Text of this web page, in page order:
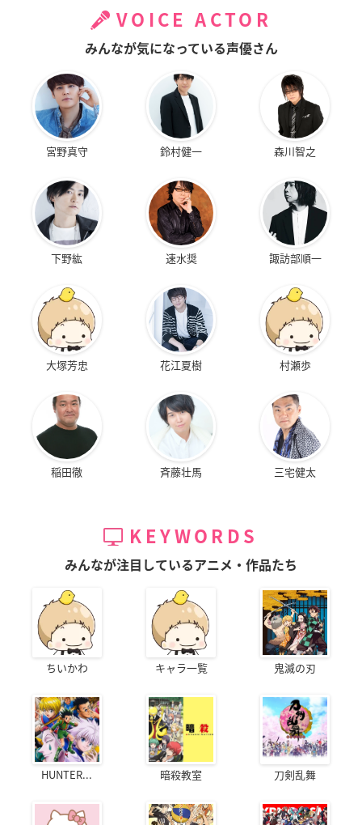
VOICE ACTOR
みんなが気になっている声優さん
宮野真守 鈴村健一 森川智之
下野紘 速水奨 諏訪部順一
大塚芳忠 花江夏樹 村瀬歩
稲田徹 斉藤壮馬 三宅健太
KEYWORDS
みんなが注目しているアニメ・作品たち
ちいかわ キャラ一覧 鬼滅の刃
HUNTER... 暗殺教室 刀剣乱舞